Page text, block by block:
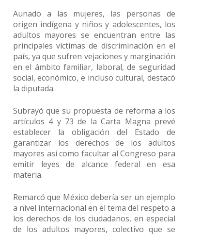
Aunado a las mujeres, las personas de
origen indígena y niños y adolescentes, los
adultos mayores se encuentran entre las
principales víctimas de discriminación en el
país, ya que sufren vejaciones y marginación
en el ámbito familiar, laboral, de seguridad
social, económico, e incluso cultural, destacó
la diputada.
Subrayó que su propuesta de reforma a los
artículos 4 y 73 de la Carta Magna prevé
establecer la obligación del Estado de
garantizar los derechos de los adultos
mayores así como facultar al Congreso para
emitir leyes de alcance federal en esa
materia.
Remarcó que México debería ser un ejemplo
a nivel internacional en el tema del respeto a
los derechos de los ciudadanos, en especial
de los adultos mayores, colectivo que se